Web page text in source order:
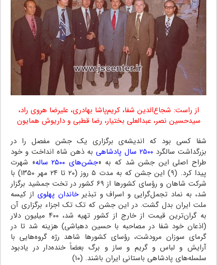
از راست: شجاع‌الدین شفا، کریم‌پاشا بهادری،‌ علیرضا هروی راد،
سیدحسین نصر،‌ عبدالعلی بختیار، رضا قطبی و داریوش همایون
شفا کسی بود که اندیشه‌ی برگزاری یک جشن مفصل را در
بزرگداشت سالگرد۲۵۰۰ سال پادشاهی
به ذهن شاه انداخت و خود
طراح اصلی این جشن شد که به «جشن‌های ۲۵۰۰ ساله
» شهرت
پیدا کرد. (۹) این جشن که به مدت ۵ روز (۲۰ تا ۲۴ مهر ۱۳۵۰) با
شرکت شاهان و رؤسای کشورها از ۶۹ کشور در تخت جمشید برگزار
شد، به نماد تجمل‌گرایی و اسراف و تبذیرخاندان پهلوی از کیسه
ملت ایران بدل گشت. در این جشن که تک تک اجزاء برگزاری آن
به گران‌ترین قیمت از خارج از کشور تهیه شد، ۴۰۰ میلیون دلار
(اذعان خود شفا در مصاحبه با حسین دهباشی) هزینه شد تا در
گرمای سوزان مرودشت، رؤسای کشورها شاهد رژه گروه‌هایی با
آرایش و لباس و گریم و ساز و برگ بعضاً خنده‌دار در یادبود
سلسله‌های پادشاهی باستانی ایران باشند. (۱۰)